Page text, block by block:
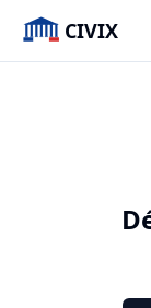
CIVIX